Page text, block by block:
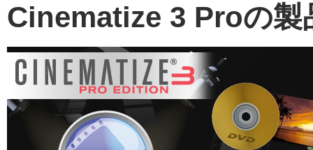
Cinematize 3 Proの製